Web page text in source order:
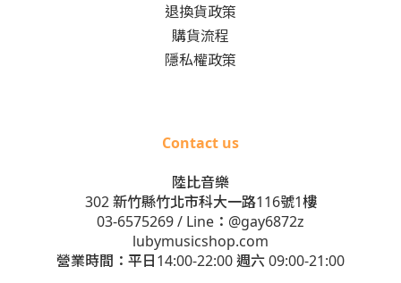
退換貨政策
購貨流程
隱私權政策
Contact us
陸比音樂
302 新竹縣竹北市科大一路116號1樓
03-6575269/ Line： @gay6872z
lubymusicshop.com
營業時間：平日14:00-22:00 週六 09:00-21:00